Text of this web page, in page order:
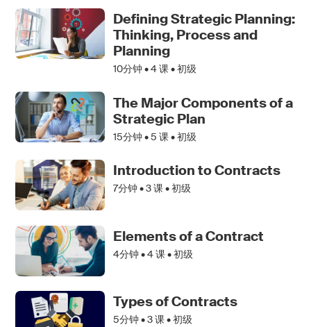
Defining Strategic Planning:
Thinking, Process and
Planning
10分钟 •4课 • 初级
The Major Components of a
Strategic Plan
15分钟 •5 课 • 初级
Introduction to Contracts
7分钟 •3课 • 初级
Elements of a Contract
4分钟 •4课 • 初级
Types of Contracts
5分钟 •3课 • 初级